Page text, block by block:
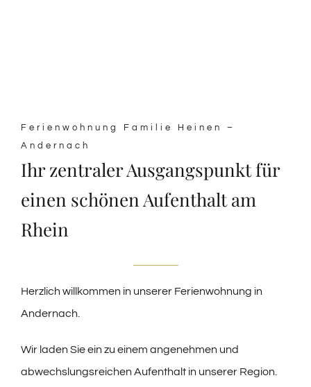
Ferienwohnung Familie Heinen –
Andernach
Ihr zentraler Ausgangspunkt für
einen schönen Aufenthalt am
Rhein
Herzlich willkommen in unserer Ferienwohnung in
Andernach.
Wir laden Sie ein zu einem angenehmen und
abwechslungsreichen Aufenthalt in unserer Region.